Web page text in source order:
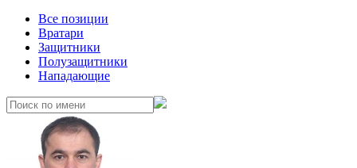
Все позиции
Вратари
Защитники
Полузащитники
Нападающие